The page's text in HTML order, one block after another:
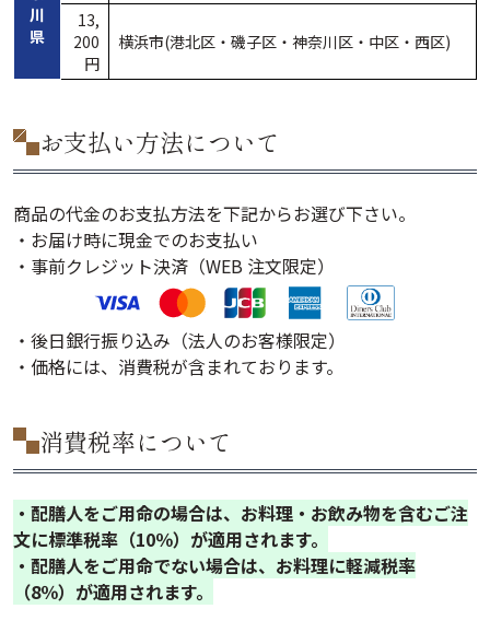
川
県
13,
200
円
横浜市(港北区・ 磯子区・ 神奈川区・ 中区・ 西区)
お支払い方法について
商品の代金のお支払方法を下記からお選び下さい。
・お届け時に現金でのお支払い
・事前クレジット決済（WEB 注文限定）
・後日銀行振り込み（法人のお客様限定）
・価格には、消費税が含まれております。
消費税率について
・配膳人をご用命の場合は、お料理・お飲み物を含むご注
文に標準税率（10％）が適用されます。
・配膳人をご用命でない場合は、お料理に軽減税率
（8％）が適用されます。